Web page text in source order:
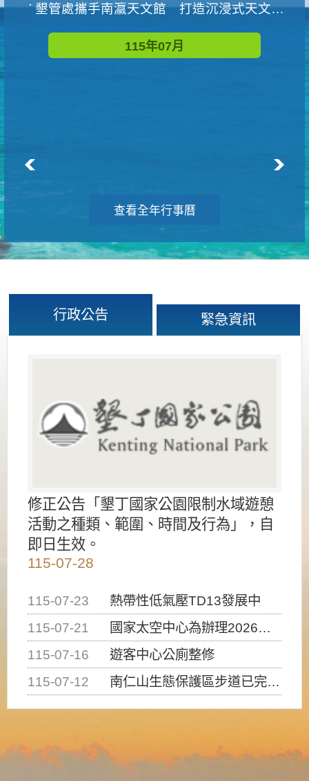
墾管處攜手南瀛天文館 打造沉浸式天文探索營隊
115年07月
查看全年行事曆
行政公告 緊急資訊
修正公告「墾丁國家公園限制水域遊憩
活動之種類、範圍、時間及行為」，自
即日生效。
115-07-28
115-07-23
熱帶性低氣壓TD13發展中
115-07-21
國家太空中心為辦理2026台灣盃火箭競賽，陸、海、空域警戒及協調相關事宜，因颱風備案事宜
115-07-16
遊客中心公廁整修
115-07-12
南仁山生態保護區步道已完成修復，自115年7月13日（星期一）起恢復開放入園，歡迎民眾依規定申請入園....